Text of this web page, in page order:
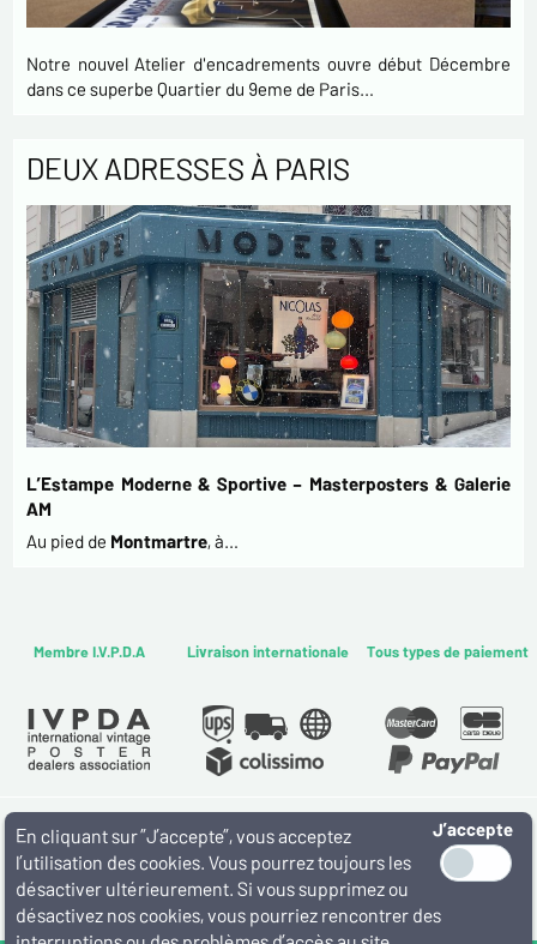
Notre nouvel Atelier d'encadrements ouvre début Décembre
dans ce superbe Quartier du 9eme de Paris…
DEUX ADRESSES À PARIS
L’Estampe Moderne & Sportive – Masterposters & Galerie
AM
Au pied de Montmartre, à…
Membre I.V.P.D.A Livraison internationale Tous types de paiement
WWW.MASTERPOSTERS.COM
By ESTAMPE MODERNE & SPORTIVE
7 RUE MILTON - 16 RUE CHORON 75009 PARIS
(+33) (0)1 42 80 01 03
J’accepte
En cliquant sur ”J’accepte”, vous acceptez
l’utilisation des cookies. Vous pourrez toujours les
désactiver ultérieurement. Si vous supprimez ou
désactivez nos cookies, vous pourriez rencontrer des